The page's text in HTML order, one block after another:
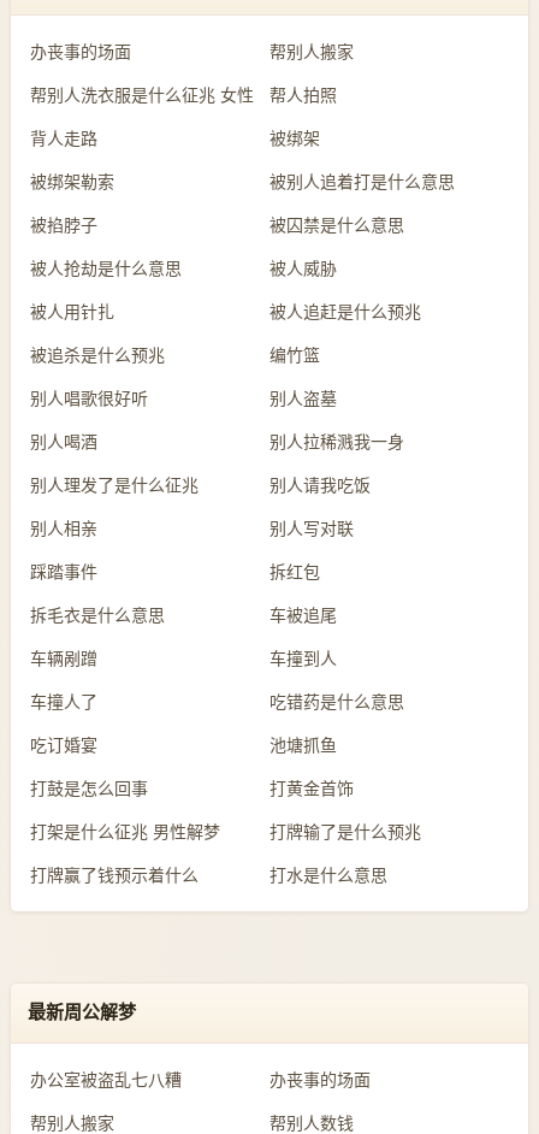
办丧事的场面 帮别人搬家
帮别人洗衣服是什么征兆 女性 帮人拍照
背人走路 被绑架
被绑架勒索 被别人追着打是什么意思
被掐脖子 被囚禁是什么意思
被人抢劫是什么意思 被人威胁
被人用针扎 被人追赶是什么预兆
被追杀是什么预兆 编竹篮
别人唱歌很好听 别人盗墓
别人喝酒 别人拉稀溅我一身
别人理发了是什么征兆 别人请我吃饭
别人相亲 别人写对联
踩踏事件 拆红包
拆毛衣是什么意思 车被追尾
车辆剐蹭 车撞到人
车撞人了 吃错药是什么意思
吃订婚宴 池塘抓鱼
打鼓是怎么回事 打黄金首饰
打架是什么征兆 男性解梦 打牌输了是什么预兆
打牌赢了钱预示着什么 打水是什么意思
最新周公解梦
办公室被盗乱七八糟 办丧事的场面
帮别人搬家 帮别人数钱